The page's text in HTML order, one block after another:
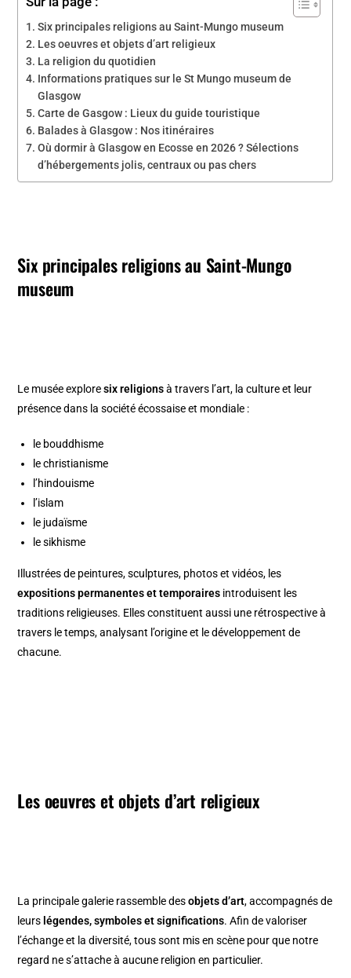
Six principales religions au Saint-Mungo museum
Les oeuvres et objets d’art religieux
La religion du quotidien
Informations pratiques sur le St Mungo museum de
Glasgow
Carte de Gasgow : Lieux du guide touristique
Balades à Glasgow : Nos itinéraires
Où dormir à Glasgow en Ecosse en 2026 ? Sélections
d’hébergements jolis, centraux ou pas chers
Six principales religions au Saint-Mungo
museum
Le musée exploresix religionsà travers l’art, la culture et leur
présence dans la société écossaise et mondiale :
le bouddhisme
le christianisme
l’hindouisme
l’islam
le judaïsme
le sikhisme
Illustrées de peintures, sculptures, photos et vidéos, les
expositions permanentes et temporaires introduisent les
traditions religieuses. Elles constituent aussi une rétrospective à
travers le temps, analysant l’origine et le développement de
chacune.
Les oeuvres et objets d’art religieux
La principale galerie rassemble desobjets d’art, accompagnés de
leurs légendes, symboles et significations. Afin de valoriser
l’échange et la diversité, tous sont mis en scène pour que notre
regard ne s’attache à aucune religion en particulier.